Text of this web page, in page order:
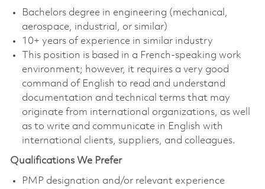
Bachelors degree in engineering (mechanical,
aerospace, industrial, or similar)
10+ years of experience in similar industry
This position is based in a French-speaking work
environment; however, it requires a very good
command of English to read and understand
documentation and technical terms that may
originate from international organizations, as well
as to write and communicate in English with
international clients, suppliers, and colleagues.
Qualifications We Prefer
PMP designation and/or relevant experience